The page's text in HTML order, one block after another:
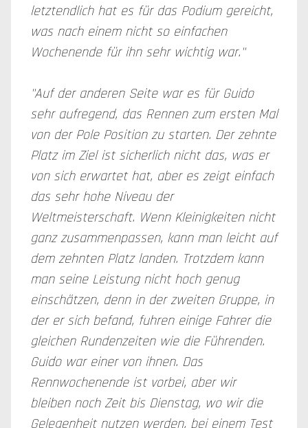
letztendlich hat es für das Podium gereicht,
was nach einem nicht so einfachen
Wochenende für ihn sehr wichtig war."
"Auf der anderen Seite war es für Guido
sehr aufregend, das Rennen zum ersten Mal
von der Pole Position zu starten. Der zehnte
Platz im Ziel ist sicherlich nicht das, was er
von sich erwartet hat, aber es zeigt einfach
das sehr hohe Niveau der
Weltmeisterschaft. Wenn Kleinigkeiten nicht
ganz zusammenpassen, kann man leicht auf
dem zehnten Platz landen. Trotzdem kann
man seine Leistung nicht hoch genug
einschätzen, denn in der zweiten Gruppe, in
der er sich befand, fuhren einige Fahrer die
gleichen Rundenzeiten wie die Führenden.
Guido war einer von ihnen. Das
Rennwochenende ist vorbei, aber wir
bleiben noch Zeit bis Dienstag, wo wir die
Gelegenheit nutzen werden, bei einem Test